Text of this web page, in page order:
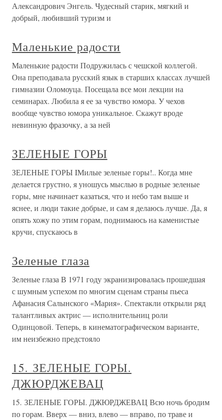
Александрович Энгель. Чудесный старик, мягкий и
добрый, любивший туризм и
Маленькие радости
Маленькие радости Подружилась с чешской коллегой.
Она преподавала русский язык в старших классах лучшей
гимназии Оломоуца. Посещала все мои лекции на
семинарах. Любила я ее за чувство юмора. У чехов
вообще чувство юмора уникальное. Скажут вроде
невинную фразочку, а за ней
ЗЕЛЕНЫЕ ГОРЫ
ЗЕЛЕНЫЕ ГОРЫ IМилые зеленые горы!.. Когда мне
делается грустно, я уношусь мыслью в родные зеленые
горы, мне начинает казаться, что и небо там выше и
яснее, и люди такие добрые, и сам я делаюсь лучше. Да, я
опять хожу по этим горам, поднимаюсь на каменистые
кручи, спускаюсь в
Зеленые глаза
Зеленые глаза В 1971 году экранизировалась прошедшая
с шумным успехом по многим сценам страны пьеса
Афанасия Салынского «Мария». Спектакли открыли ряд
талантливых актрис — исполнительниц роли
Одинцовой. Теперь, в кинематографическом варианте,
им неизбежно предстояло
15. ЗЕЛЕНЫЕ ГОРЫ.
ДЖЮРДЖЕВАЦ
15. ЗЕЛЕНЫЕ ГОРЫ. ДЖЮРДЖЕВАЦ Всю ночь бродим
по горам. Вверх — вниз, влево — вправо, по траве и